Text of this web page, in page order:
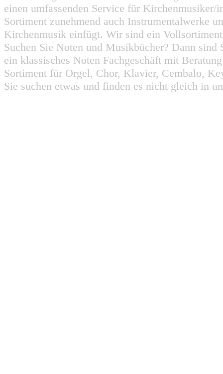
einen umfassenden Service für
Sortiment zunehmend auch Instrumentalwerke
Kirchenmusik einfügt. Wir sind ein
Suchen Sie Noten und Musikbücher? Dann
ein klassisches Noten Fachgeschäft mit
Sortiment für Orgel, Chor, Klavier, Cembalo,
Sie suchen etwas und finden es nicht gleich in